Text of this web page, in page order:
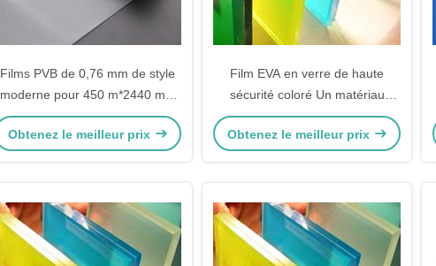
Films PVB de 0,76 mm de style
moderne pour 450 m*2440 mm
de verre stratifié
Obtenez le meilleur prix
Film EVA en verre de haute
sécurité coloré Un matériau
polymère pour les performances
des fenêtres en verre
Obtenez le meilleur prix